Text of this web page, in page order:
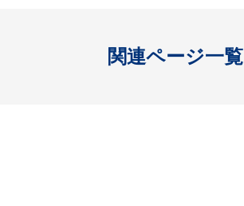
関連ページ一覧
開く